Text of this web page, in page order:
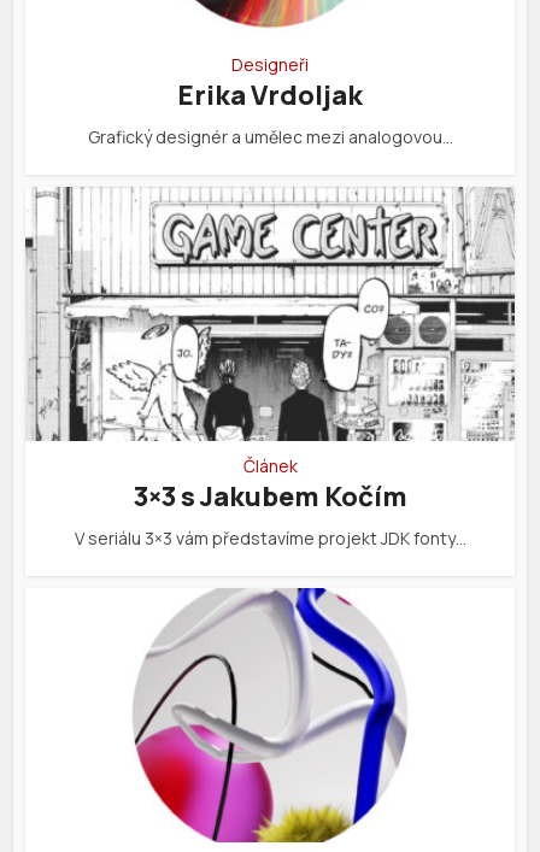
Designeři
Erika Vrdoljak
Grafický designér a umělec mezi analogovou…
Článek
3×3 s Jakubem Kočím
V seriálu 3×3 vám představíme projekt JDK fonty…